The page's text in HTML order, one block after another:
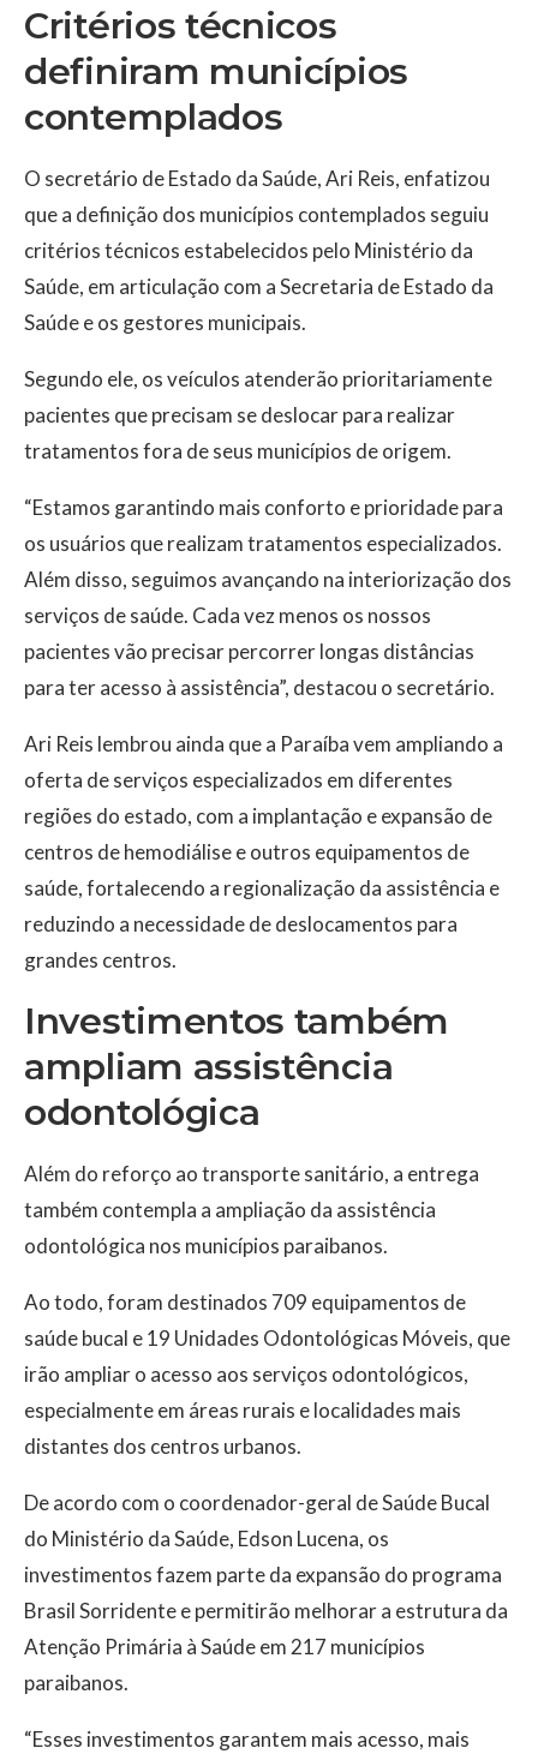
Critérios técnicos
definiram municípios
contemplados
O secretário de Estado da Saúde, Ari Reis, enfatizou
que a definição dos municípios contemplados seguiu
critérios técnicos estabelecidos pelo Ministério da
Saúde, em articulação com a Secretaria de Estado da
Saúde e os gestores municipais.
Segundo ele, os veículos atenderão prioritariamente
pacientes que precisam se deslocar para realizar
tratamentos fora de seus municípios de origem.
“Estamos garantindo mais conforto e prioridade para
os usuários que realizam tratamentos especializados.
Além disso, seguimos avançando na interiorização dos
serviços de saúde. Cada vez menos os nossos
pacientes vão precisar percorrer longas distâncias
para ter acesso à assistência”, destacou o secretário.
Ari Reis lembrou ainda que a Paraíba vem ampliando a
oferta de serviços especializados em diferentes
regiões do estado, com a implantação e expansão de
centros de hemodiálise e outros equipamentos de
saúde, fortalecendo a regionalização da assistência e
reduzindo a necessidade de deslocamentos para
grandes centros.
Investimentos também
ampliam assistência
odontológica
Além do reforço ao transporte sanitário, a entrega
também contempla a ampliação da assistência
odontológica nos municípios paraibanos.
Ao todo, foram destinados 709 equipamentos de
saúde bucal e 19 Unidades Odontológicas Móveis, que
irão ampliar o acesso aos serviços odontológicos,
especialmente em áreas rurais e localidades mais
distantes dos centros urbanos.
De acordo com o coordenador-geral de Saúde Bucal
do Ministério da Saúde, Edson Lucena, os
investimentos fazem parte da expansão do programa
Brasil Sorridente e permitirão melhorar a estrutura da
Atenção Primária à Saúde em 217 municípios
paraibanos.
“Esses investimentos garantem mais acesso, mais